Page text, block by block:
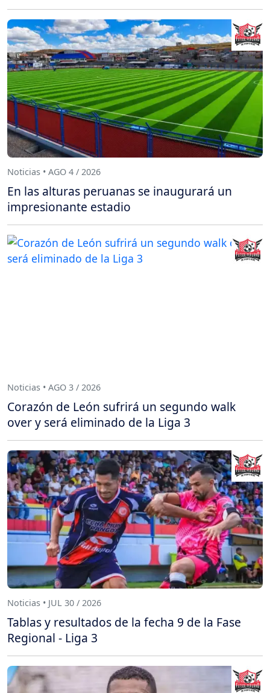
Noticias • AGO 4 / 2026
En las alturas peruanas se inaugurará un
impresionante estadio
Noticias • AGO 3 / 2026
Corazón de León sufrirá un segundo walk
over y será eliminado de la Liga 3
Noticias • JUL 30 / 2026
Tablas y resultados de la fecha 9 de la Fase
Regional - Liga 3